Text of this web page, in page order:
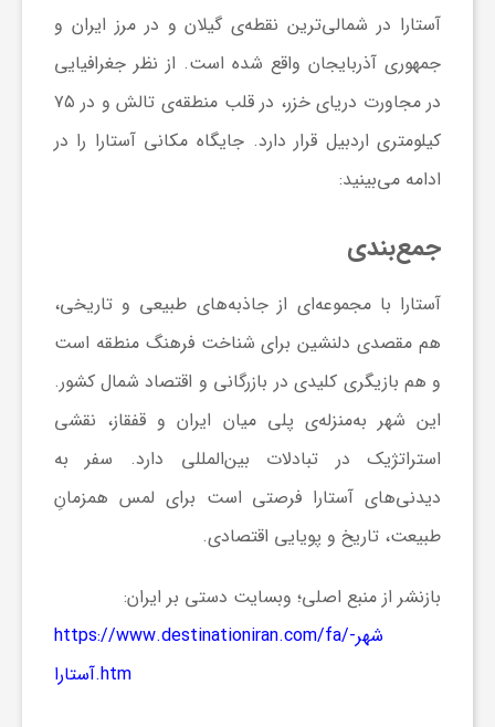
آستارا در شمالی‌ترین نقطه‌ی گیلان و در مرز ایران و
جمهوری آذربایجان واقع شده است. از نظر جغرافیایی
در مجاورت دریای خزر، در قلب منطقه‌ی تالش و در ۷۵
کیلومتری اردبیل قرار دارد. جایگاه مکانی آستارا را در
ادامه می‌بینید:
جمع‌بندی
آستارا با مجموعه‌ای از جاذبه‌های طبیعی و تاریخی،
هم مقصدی دلنشین برای شناخت فرهنگ منطقه است
و هم بازیگری کلیدی در بازرگانی و اقتصاد شمال کشور.
این شهر به‌منزله‌ی پلی میان ایران و قفقاز، نقشی
استراتژیک در تبادلات بین‌المللی دارد. سفر به
دیدنی‌های آستارا فرصتی است برای لمس همزمانِ
طبیعت، تاریخ و پویایی اقتصادی.
بازنشر از منبع اصلی؛ وبسایت دستی بر ایران:
https://www.destinationiran.com/fa/شهر-
آستارا.htm